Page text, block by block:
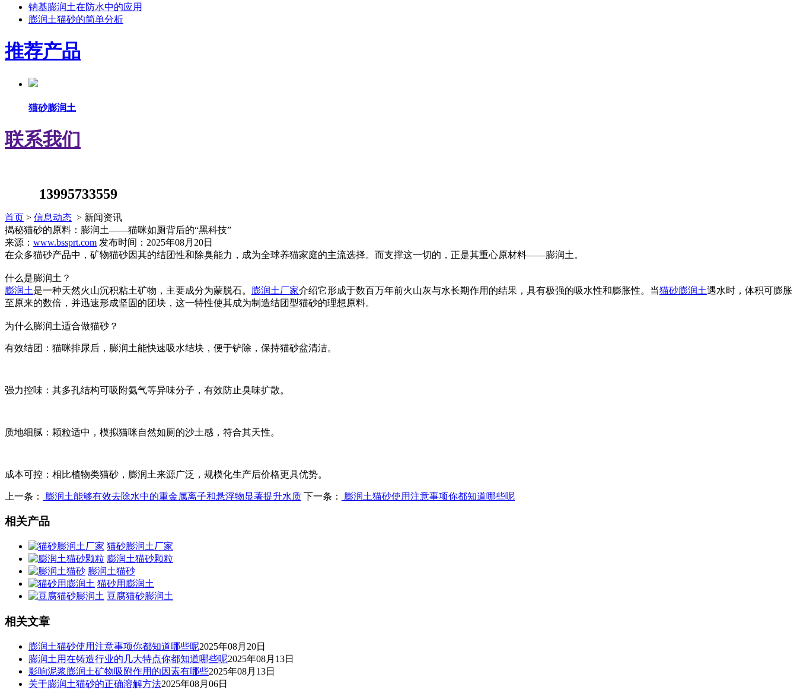
钠基膨润土在防水中的应用
膨润土猫砂的简单分析
推荐产品
猫砂膨润土
联系我们
13995733559
首页 > 信息动态 > 新闻资讯
揭秘猫砂的原料：膨润土——猫咪如厕背后的“黑科技”
来源： www.bssprt.com 发布时间：2025年08月20日
在众多猫砂产品中，矿物猫砂因其的结团性和除臭能力，成为全球养猫家庭的主流选择。而支撑这一切的，正是其重心原材料——膨润土。
什么是膨润土？
膨润土是一种天然火山沉积粘土矿物，主要成分为蒙脱石。 膨润土厂家介绍它形成于数百万年前火山灰与水长期作用的结果，具有极强的吸水性和膨胀性。当猫砂膨润土遇水时，体积可膨胀
至原来的数倍，并迅速形成坚固的团块，这一特性使其成为制造结团型猫砂的理想原料。
为什么膨润土适合做猫砂？
有效结团：猫咪排尿后，膨润土能快速吸水结块，便于铲除，保持猫砂盆清洁。
强力控味：其多孔结构可吸附氨气等异味分子，有效防止臭味扩散。
质地细腻：颗粒适中，模拟猫咪自然如厕的沙土感，符合其天性。
成本可控：相比植物类猫砂，膨润土来源广泛，规模化生产后价格更具优势。
上一条： 膨润土能够有效去除水中的重金属离子和悬浮物显著提升水质 下一条： 膨润土猫砂使用注意事项你都知道哪些呢
相关产品
猫砂膨润土厂家
膨润土猫砂颗粒
膨润土猫砂
猫砂用膨润土
豆腐猫砂膨润土
相关文章
膨润土猫砂使用注意事项你都知道哪些呢2025年08月20日
膨润土用在铸造行业的几大特点你都知道哪些呢2025年08月13日
影响泥浆膨润土矿物吸附作用的因素有哪些2025年08月13日
关于膨润土猫砂的正确溶解方法2025年08月06日